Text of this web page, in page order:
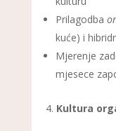
Prilagodba
kuće) i
Mjerenje
mjesece
Kultura